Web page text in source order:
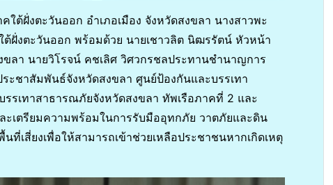
ต้ฝั่งตะวันออก อำเภอเมือง จังหวัดสงขลา นางสาวพะ
ต้ฝั่งตะวันออก พร้อมด้วย นายเชาวลิต นิฒรรัตน์ หัวหน้า
ลา นายวิโรจน์ คชเลิศ วิศวกรชลประทานชำนาญการ
ะชาสัมพันธ์จังหวัดสงขลา ศูนย์ป้องกันและบรรเทา
รเทาสาธารณภัยจังหวัดสงขลา ทัพเรือภาคที่ 2 และ
เตรียมความพร้อมในการรับมืออุทกภัย วาตภัยและดิน
ที่เสี่ยงเพื่อให้สามารถเข้าช่วยเหลือประชาชนหากเกิดเหตุ